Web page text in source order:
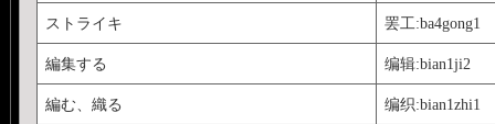
ストライキ 罢工:ba4gong1
編集する 编辑:bian1ji2
編む、織る 编织:bian1zhi1